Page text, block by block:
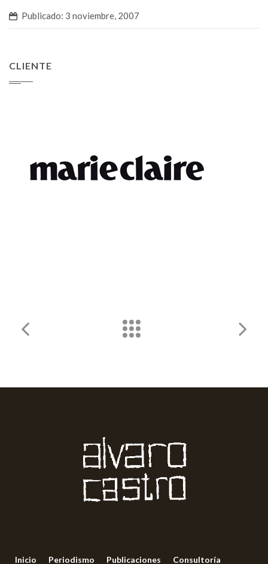
Publicado: 3 noviembre, 2007
CLIENTE
Inicio Periodismo Publicaciones Consultoría